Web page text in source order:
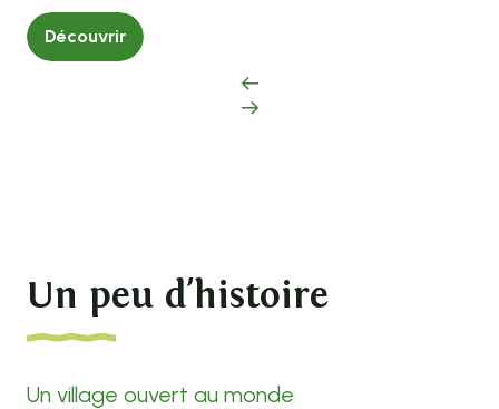
Découvrir
Un peu d'histoire
Un village ouvert au monde